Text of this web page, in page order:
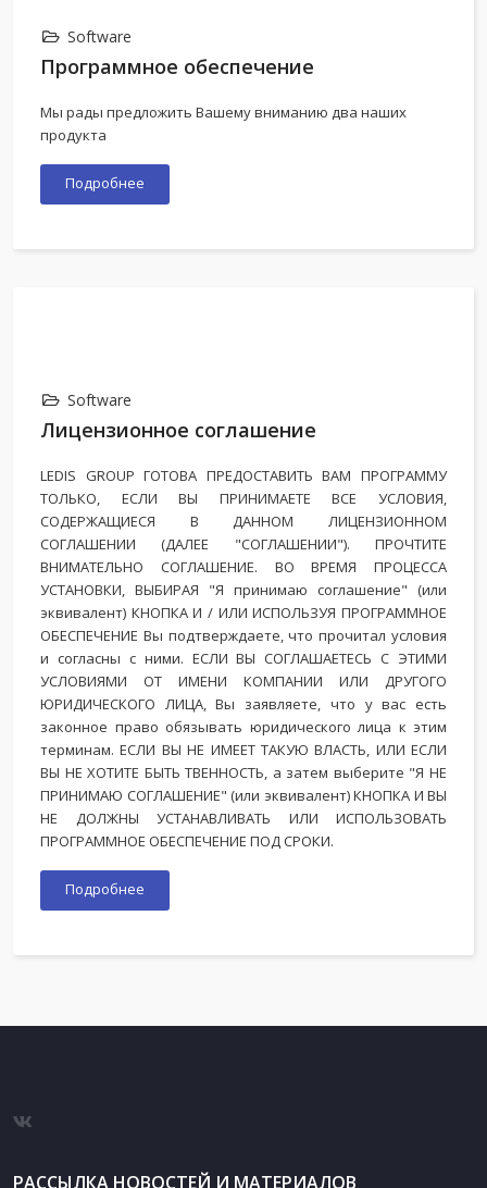
Software
Программное обеспечение
Мы рады предложить Вашему вниманию два наших
продукта
Подробнее
Software
Лицензионное соглашение
LEDIS GROUP ГОТОВА ПРЕДОСТАВИТЬ ВАМ ПРОГРАММУ
ТОЛЬКО, ЕСЛИ ВЫ ПРИНИМАЕТЕ ВСЕ УСЛОВИЯ,
СОДЕРЖАЩИЕСЯ В ДАННОМ ЛИЦЕНЗИОННОМ
СОГЛАШЕНИИ (ДАЛЕЕ "СОГЛАШЕНИИ"). ПРОЧТИТЕ
ВНИМАТЕЛЬНО СОГЛАШЕНИЕ. ВО ВРЕМЯ ПРОЦЕССА
УСТАНОВКИ, ВЫБИРАЯ "Я принимаю соглашение" (или
эквивалент) КНОПКА И / ИЛИ ИСПОЛЬЗУЯ ПРОГРАММНОЕ
ОБЕСПЕЧЕНИЕ Вы подтверждаете, что прочитал условия
и согласны с ними. ЕСЛИ ВЫ СОГЛАШАЕТЕСЬ С ЭТИМИ
УСЛОВИЯМИ ОТ ИМЕНИ КОМПАНИИ ИЛИ ДРУГОГО
ЮРИДИЧЕСКОГО ЛИЦА, Вы заявляете, что у вас есть
законное право обязывать юридического лица к этим
терминам. ЕСЛИ ВЫ НЕ ИМЕЕТ ТАКУЮ ВЛАСТЬ, ИЛИ ЕСЛИ
ВЫ НЕ ХОТИТЕ БЫТЬ ТВЕННОСТЬ, а затем выберите "Я НЕ
ПРИНИМАЮ СОГЛАШЕНИЕ" (или эквивалент) КНОПКА И ВЫ
НЕ ДОЛЖНЫ УСТАНАВЛИВАТЬ ИЛИ ИСПОЛЬЗОВАТЬ
ПРОГРАММНОЕ ОБЕСПЕЧЕНИЕ ПОД СРОКИ.
Подробнее
РАССЫЛКА НОВОСТЕЙ И МАТЕРИАЛОВ